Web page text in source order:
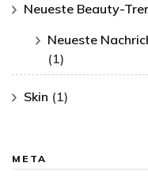
Neueste Beauty-
Neueste
(1)
Skin (1)
META